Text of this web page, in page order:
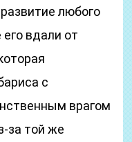
любого
вдали от
с
врагом
за той же